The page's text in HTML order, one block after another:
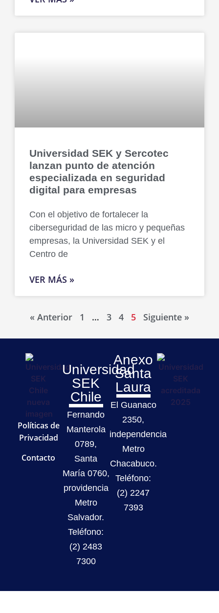
Universidad SEK y Sercotec
lanzan punto de atención
especializada en seguridad
digital para empresas
Con el objetivo de fortalecer la
ciberseguridad de las micro y pequeñas
empresas, la Universidad SEK y el
Centro de
VER MÁS »
« Anterior 1 … 3 4 5 Siguiente »
Políticas de
Privacidad
Contacto
Universidad
SEK
Chile
Fernando
Manterola
0789,
Santa
María 0760,
providencia
Metro
Salvador.
Teléfono:
(2) 2483
7300
Anexo
Santa
Laura
El Guanaco
2350,
independencia
Metro
Chacabuco.
Teléfono:
(2) 2247
7393